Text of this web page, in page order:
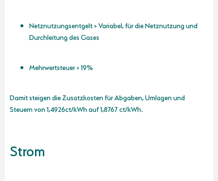
Netznutzungsentgelt > Variabel, für die Netznutzung und
Durchleitung des Gases
Mehrwertsteuer > 19%
Damit steigen die Zusatzkosten für Abgaben, Umlagen und
Steuern von 1,4926ct/kWh auf 1,8767 ct/kWh.
Strom